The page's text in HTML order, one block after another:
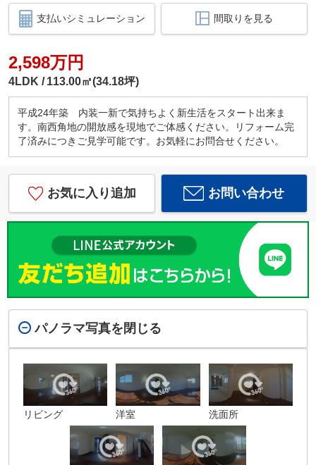
支払いシミュレーション 間取りを見る
2,598万円
4LDK 113.00㎡(34.18坪)
平成24年築 内装一新で気持ちよく新生活をスタート出来ま
す。南西角地の開放感を現地でご体感ください。リフォーム完
了済みにつきご見学可能です。お気軽にお問合せください。
お気に入り追加 お問い合わせ
パノラマ写真を閉じる
リビング 洋室 洗面所